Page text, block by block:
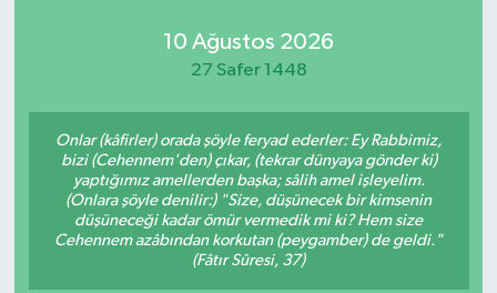
10 Ağustos 2026
27 Safer 1448
Onlar (kâfirler) orada şöyle feryad ederler: Ey Rabbimiz,
bizi (Cehennem'den) çıkar, (tekrar dünyaya gönder ki)
yaptığımız amellerden başka; sâlih amel işleyelim.
(Onlara şöyle denilir:) "Size, düşünecek bir kimsenin
düşüneceği kadar ömür vermedik mi ki? Hem size
Cehennem azâbından korkutan (peygamber) de geldi."
(Fâtır Sûresi, 37)